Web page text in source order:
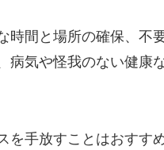
時間と場所の確保、不
病気や怪我のない健康
を手放すことはおすす